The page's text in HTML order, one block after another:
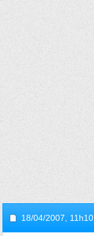
18/04/2007, 11h10